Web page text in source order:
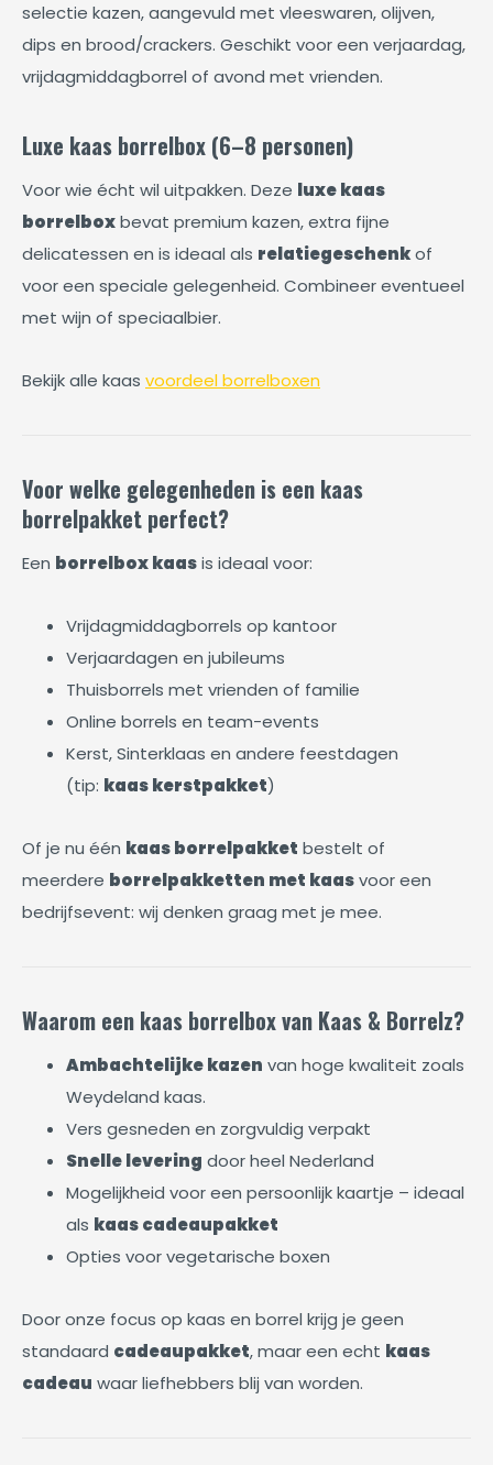
selectie kazen, aangevuld met vleeswaren, olijven,
dips en brood/crackers. Geschikt voor een verjaardag,
vrijdagmiddagborrel of avond met vrienden.
Luxe kaas borrelbox (6–8 personen)
Voor wie écht wil uitpakken. Deze luxe kaas
borrelboxbevat premium kazen, extra fijne
delicatessen en is ideaal als relatiegeschenkof
voor een speciale gelegenheid. Combineer eventueel
met wijn of speciaalbier.
Bekijk alle kaas voordeel borrelboxen
Voor welke gelegenheden is een kaas
borrelpakket perfect?
Een borrelbox kaasis ideaal voor:
Vrijdagmiddagborrels op kantoor
Verjaardagen en jubileums
Thuisborrels met vrienden of familie
Online borrels en team-events
Kerst, Sinterklaas en andere feestdagen
(tip: kaas kerstpakket)
Of je nu één kaas borrelpakket bestelt of
meerdere borrelpakketten met kaasvoor een
bedrijfsevent: wij denken graag met je mee.
Waarom een kaas borrelbox van Kaas & Borrelz?
Ambachtelijke kazen van hoge kwaliteit zoals
Weydeland kaas.
Vers gesneden en zorgvuldig verpakt
Snelle levering door heel Nederland
Mogelijkheid voor een persoonlijk kaartje – ideaal
als kaas cadeaupakket
Opties voor vegetarische boxen
Door onze focus op kaas en borrel krijg je geen
standaard cadeaupakket, maar een echt kaas
cadeau waar liefhebbers blij van worden.